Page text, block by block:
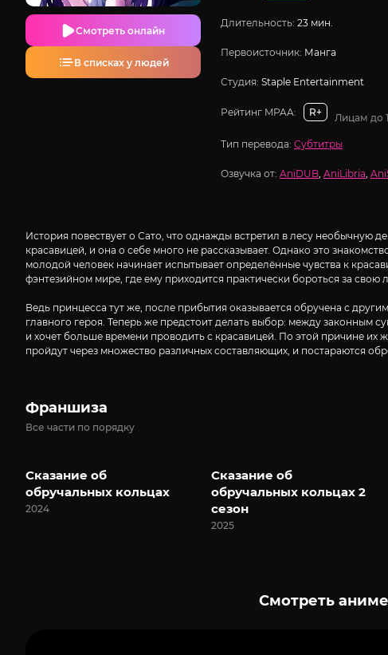
Смотреть онлайн
В списках у людей
Длительность: 23 мин.
Первоисточник: Манга
Студия: Staple Entertainment
Рейтинг MPAA: R+ Лицам до
Тип перевода: Субтитры
Озвучка от: AniDUB, AniLibria,
История повествует о Сато, что однажды встретил в лесу необычную
красавицей, и она о себе много не рассказывает. Однако это
молодой человек начинает испытывает определённые чувства к
фэнтезийном мире, где ему приходится практически бороться за свою
Ведь принцесса тут же, после прибытия оказывается обручена с
главного героя. Теперь же предстоит делать выбор: между законным
и хочет больше времени проводить с красавицей. По этой причине
пройдут через множество различных составляющих, и постараются
Франшиза
Все части по порядку
Сказание об
обручальных кольцах
2024
Сказание об
обручальных кольцах 2
сезон
2025
Смотреть